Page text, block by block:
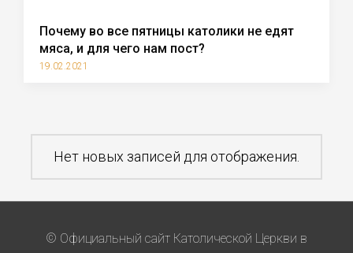
Почему во все пятницы католики не едят
мяса, и для чего нам пост?
19.02.2021
Нет новых записей для отображения.
© Официальный сайт Католической Церкви в